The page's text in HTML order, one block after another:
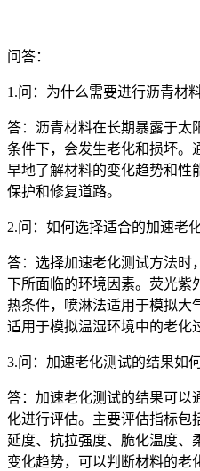
问答：
1.问：为什么需要进行沥青材
答：沥青材料在长期暴露于太
条件下，会发生老化和损坏。
早地了解材料的变化趋势和性
保护和修复道路。
2.问：如何选择适合的加速老
答：选择加速老化测试方法时
下所面临的环境因素。荧光紫
热条件，喷淋法适用于模拟大
适用于模拟温湿环境中的老化
3.问：加速老化测试的结果如
答：加速老化测试的结果可以
化进行评估。主要评估指标包
延度、抗拉强度、脆化温度、
变化趋势，可以判断材料的老